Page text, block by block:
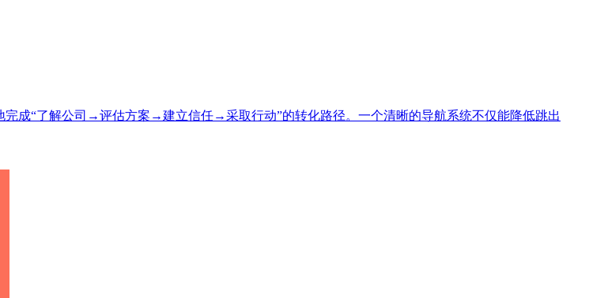
成“了解公司→评估方案→建立信任→采取行动”的转化路径。一个清晰的导航系统不仅能降低跳出